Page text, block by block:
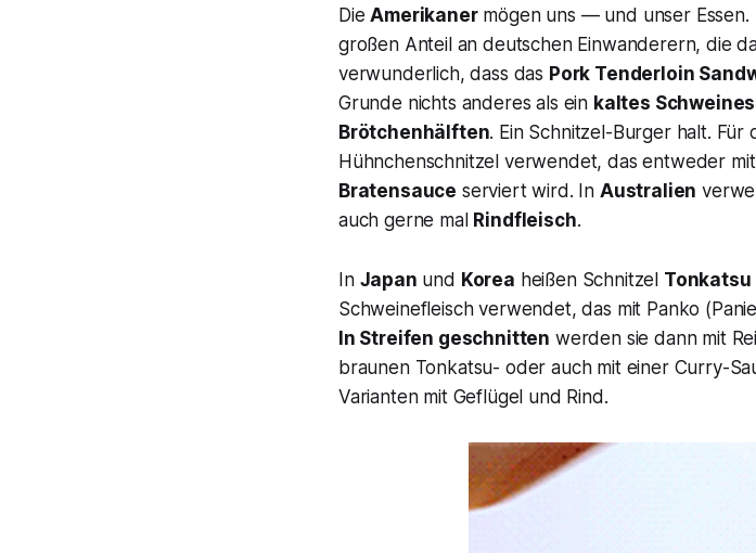
DieAmerikanermögen uns — und unser Essen.
großen Anteil an deutschen Einwanderern, die
verwunderlich, dass das Pork Tenderloin
Grunde nichts anderes als ein kaltes
Brötchenhälften. Ein Schnitzel-Burger halt. Für
Hühnchenschnitzel verwendet, das entweder
Bratensauce serviert wird. In Australien
auch gerne mal Rindfleisch.
In Japan und Korea heißen Schnitzel Tonkatsu
Schweinefleisch verwendet, das mit Panko
In Streifen geschnitten werden sie dann mit
braunen Tonkatsu- oder auch mit einer Curry-
Varianten mit Geflügel und Rind.